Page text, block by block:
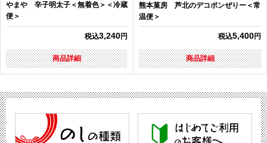
やまや 辛子明太子＜無着色＞＜冷蔵
便＞
税込3,240円
商品詳細
熊本菓房 芦北のデコポンぜりー＜常
温便＞
税込5,400円
商品詳細